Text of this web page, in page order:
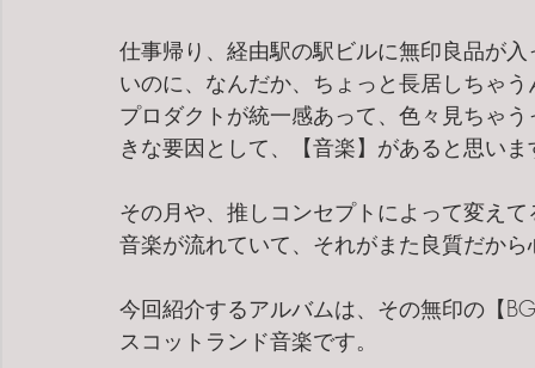
仕事帰り、経由駅の駅ビルに無印良品が
いのに、なんだか、ちょっと長居しちゃ
プロダクトが統一感あって、色々見ちゃ
きな要因として、【音楽】があると思いま
その月や、推しコンセプトによって変え
音楽が流れていて、それがまた良質だか
今回紹介するアルバムは、その無印の【
スコットランド音楽です。